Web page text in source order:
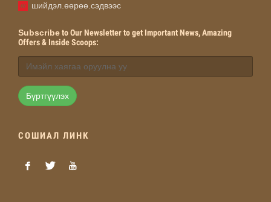
шийдэл.өөрөө.сэдвээс
Subscribeto Our Newsletter to get Important News, Amazing
Offers & Inside Scoops:
Бүртгүүлэх
СОШИАЛ ЛИНК